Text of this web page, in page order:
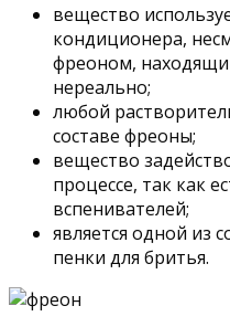
вещество
кондиционера,
фреоном,
нереально;
любой
составе фреоны;
вещество
процессе, так как
вспенивателей;
является одной из
пенки для бритья.